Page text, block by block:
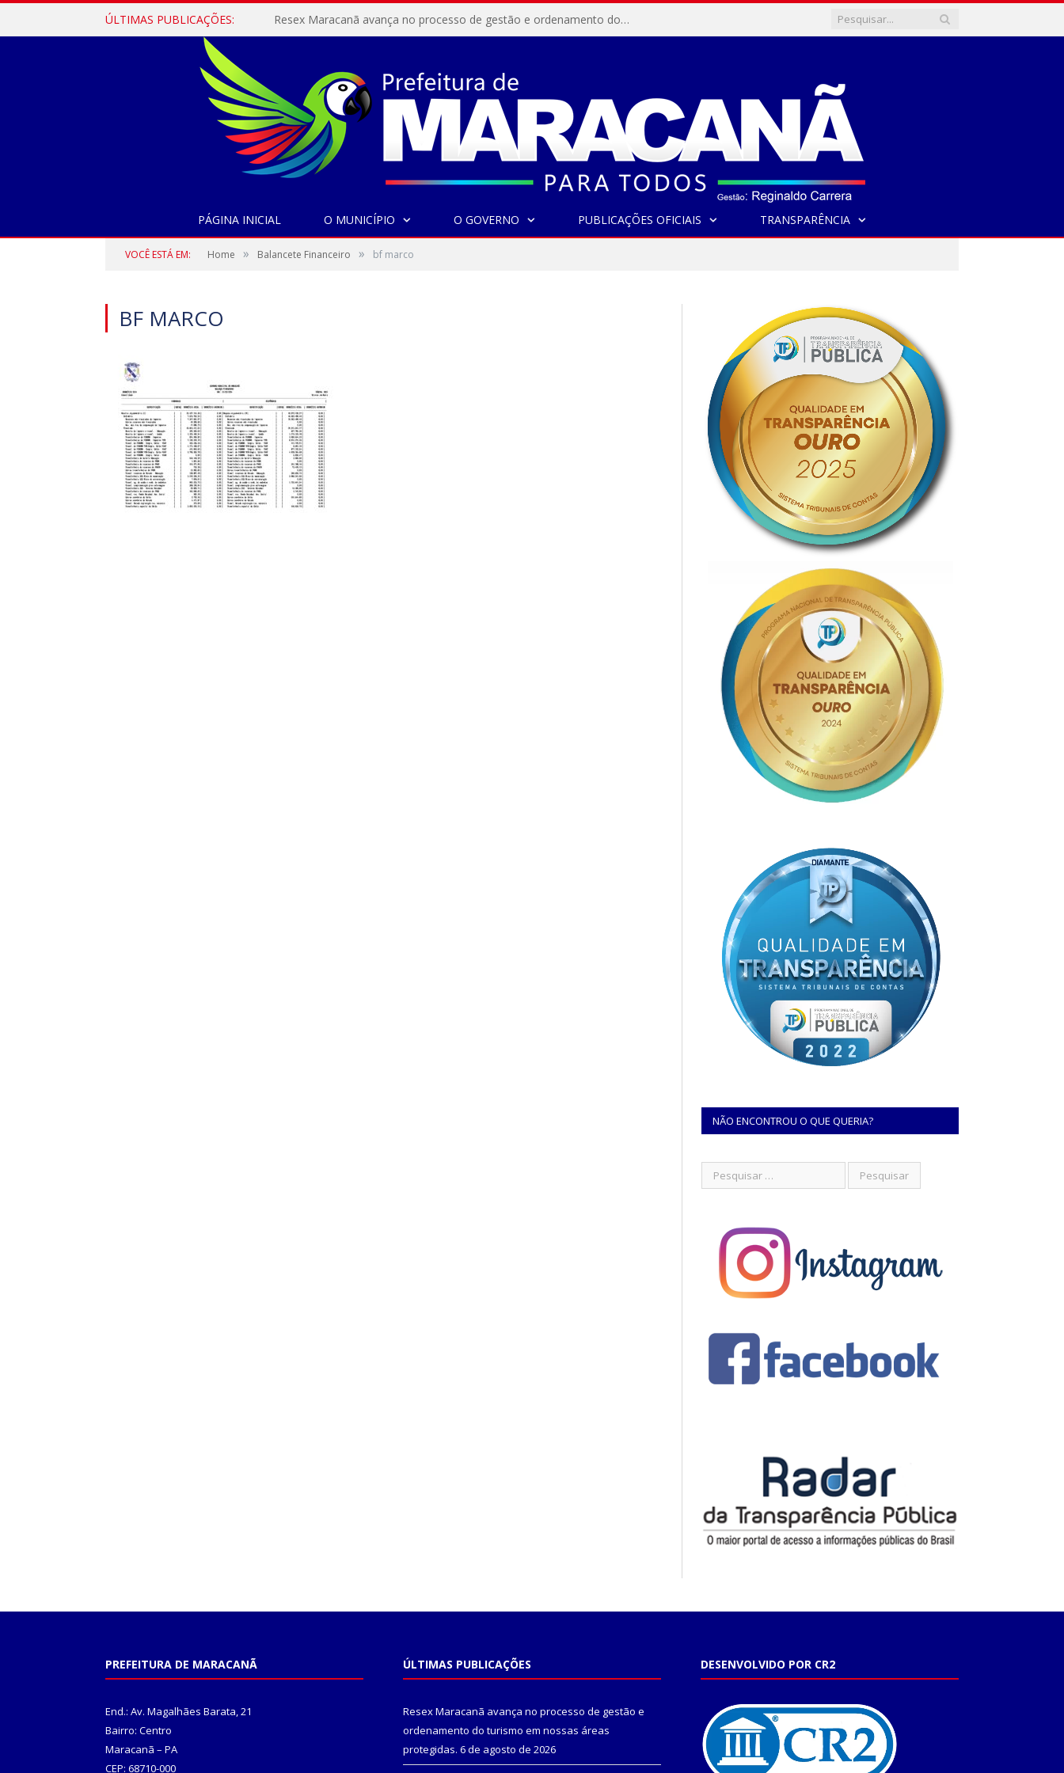
ÚLTIMAS PUBLICAÇÕES: Resex Maracanã avança no processo de gestão e ordenamento do turismo em nossas áreas protegidas.
PÁGINA INICIAL O MUNICÍPIO O GOVERNO PUBLICAÇÕES OFICIAIS TRANSPARÊNCIA
VOCÊ ESTÁ EM: Home » Balancete Financeiro » bf marco
BF MARCO
NÃO ENCONTROU O QUE QUERIA?
PREFEITURA DE MARACANÃ
End.: Av. Magalhães Barata, 21
Bairro: Centro
Maracanã – PA
CEP: 68710-000
ÚLTIMAS PUBLICAÇÕES
Resex Maracanã avança no processo de gestão e
ordenamento do turismo em nossas áreas
protegidas. 6 de agosto de 2026
DESENVOLVIDO POR CR2